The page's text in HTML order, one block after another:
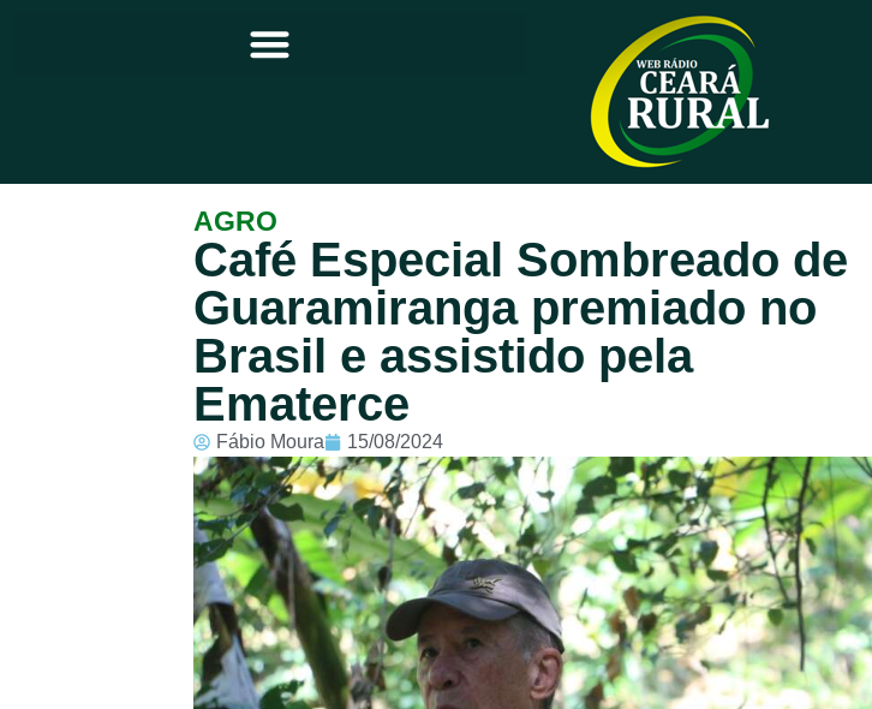
Principal
Notícias
Programação
Equipe
Contato
Sobre
AGRO
Café Especial Sombreado de
Guaramiranga premiado no
Brasil e assistido pela
Ematerce
Fábio Moura 15/08/2024